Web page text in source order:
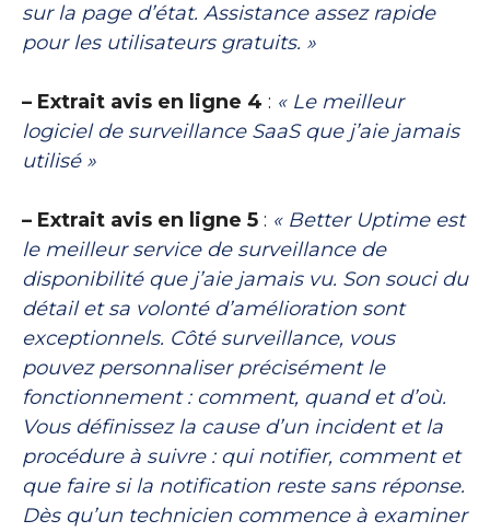
sur la page d’état. Assistance assez rapide
pour les utilisateurs gratuits. »
– Extrait avis en ligne 4 : « Le meilleur
logiciel de surveillance SaaS que j’aie jamais
utilisé »
– Extrait avis en ligne 5 : « Better Uptime est
le meilleur service de surveillance de
disponibilité que j’aie jamais vu. Son souci du
détail et sa volonté d’amélioration sont
exceptionnels. Côté surveillance, vous
pouvez personnaliser précisément le
fonctionnement : comment, quand et d’où.
Vous définissez la cause d’un incident et la
procédure à suivre : qui notifier, comment et
que faire si la notification reste sans réponse.
Dès qu’un technicien commence à examiner